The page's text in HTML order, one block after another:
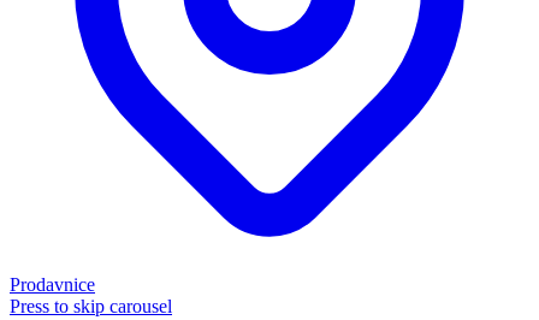
Prodavnice
Press to skip carousel